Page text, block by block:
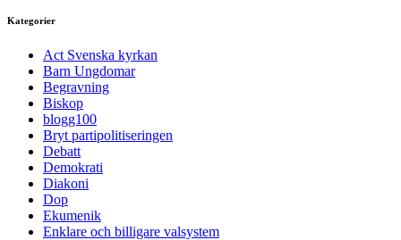
Kategorier
Act Svenska kyrkan
Barn Ungdomar
Begravning
Biskop
blogg100
Bryt partipolitiseringen
Debatt
Demokrati
Diakoni
Dop
Ekumenik
Enklare och billigare valsystem